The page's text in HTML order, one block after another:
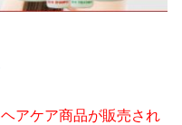
アケア商品が販売され